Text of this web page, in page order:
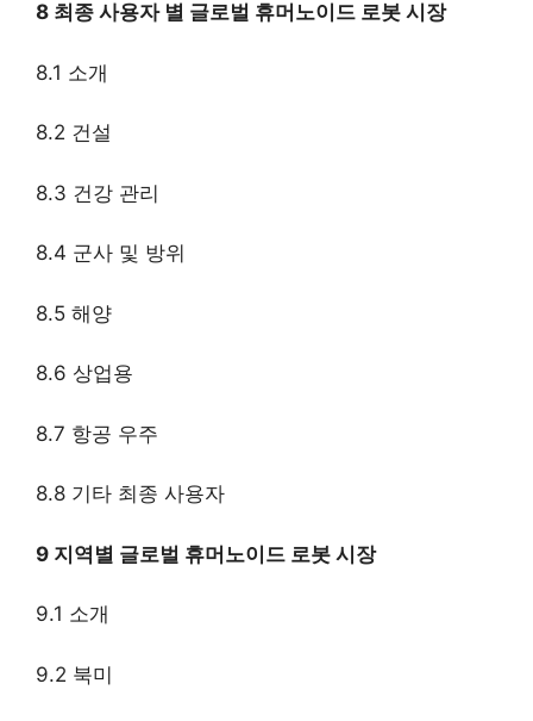
8 최종 사용자 별 글로벌 휴머노이드 로봇 시장
8.1 소개
8.2 건설
8.3 건강 관리
8.4 군사 및 방위
8.5 해양
8.6 상업용
8.7 항공 우주
8.8 기타 최종 사용자
9 지역별 글로벌 휴머노이드 로봇 시장
9.1 소개
9.2 북미